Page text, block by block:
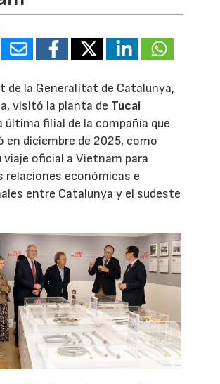
de la Generalitat de Catalunya,
visitó la planta de Tucai
última filial de la compañía que
en diciembre de 2025, como
viaje oficial a Vietnam para
relaciones económicas e
entre Catalunya y el sudeste